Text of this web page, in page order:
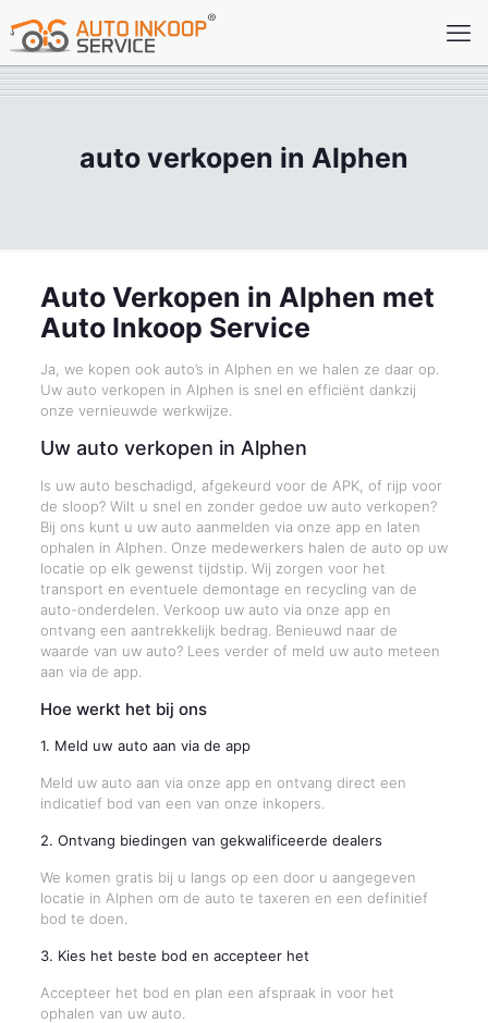
auto verkopen in Alphen
Auto Verkopen in Alphen met
Auto Inkoop Service
Ja, we kopen ook auto’s in Alphen en we halen ze daar op.
Uw auto verkopen in Alphen is snel en efficiënt dankzij
onze vernieuwde werkwijze.
Uw auto verkopen in Alphen
Is uw auto beschadigd, afgekeurd voor de APK, of rijp voor
de sloop? Wilt u snel en zonder gedoe uw auto verkopen?
Bij ons kunt u uw auto aanmelden via onze app en laten
ophalen in Alphen. Onze medewerkers halen de auto op uw
locatie op elk gewenst tijdstip. Wij zorgen voor het
transport en eventuele demontage en recycling van de
auto-onderdelen. Verkoop uw auto via onze app en
ontvang een aantrekkelijk bedrag. Benieuwd naar de
waarde van uw auto? Lees verder of meld uw auto meteen
aan via de app.
Hoe werkt het bij ons
1. Meld uw auto aan via de app
Meld uw auto aan via onze app en ontvang direct een
indicatief bod van een van onze inkopers.
2. Ontvang biedingen van gekwalificeerde dealers
We komen gratis bij u langs op een door u aangegeven
locatie in Alphen om de auto te taxeren en een definitief
bod te doen.
3. Kies het beste bod en accepteer het
Accepteer het bod en plan een afspraak in voor het
ophalen van uw auto.